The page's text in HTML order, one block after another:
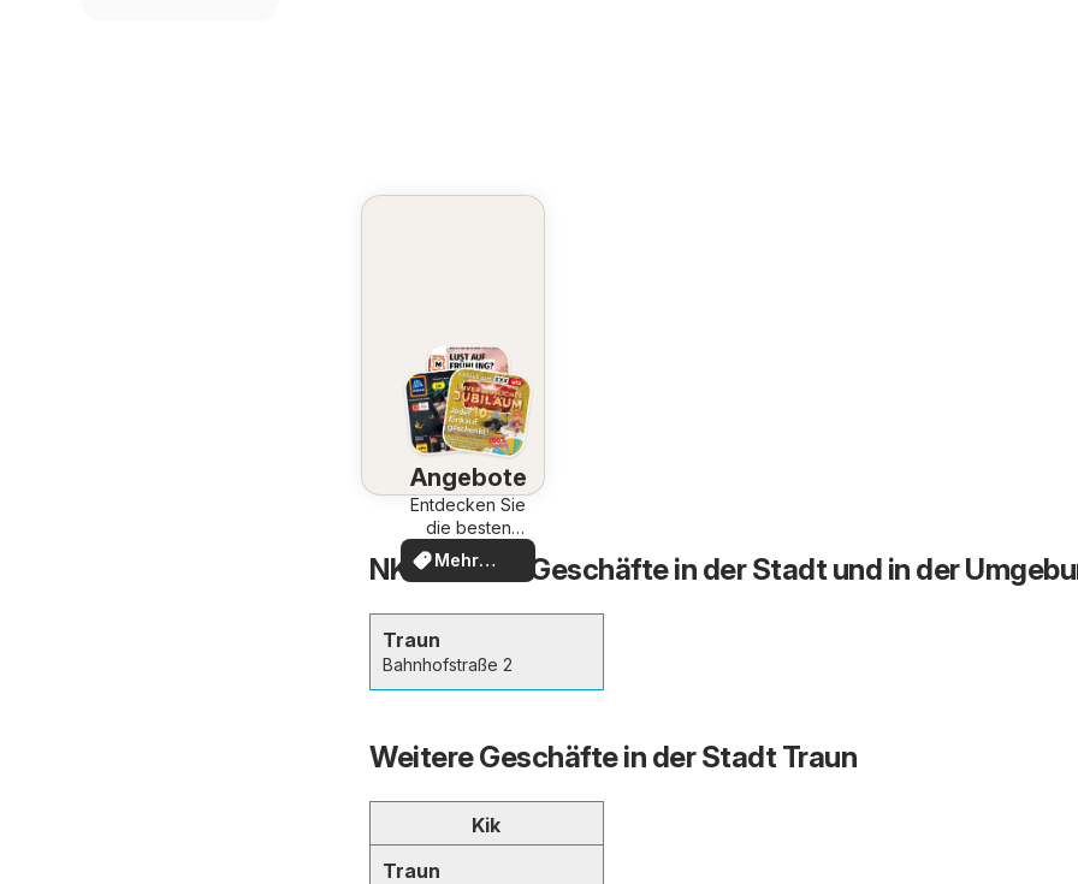
Angebote
Entdecken Sie
die besten
Angebote
Mehr
entdecken
NKD Traun - Geschäfte in der Stadt und in der
Traun
Bahnhofstraße 2
Weitere Geschäfte in der Stadt Traun
Kik
Traun